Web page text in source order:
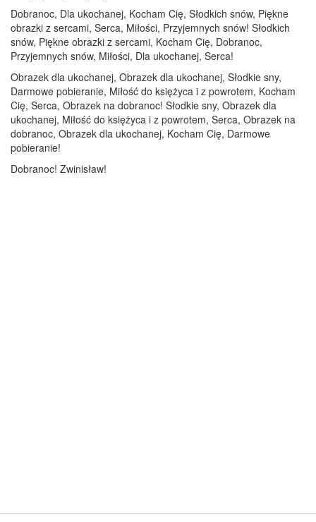
Dobranoc, Dla ukochanej, Kocham Cię, Słodkich snów, Piękne
obrazki z sercami, Serca, Miłości, Przyjemnych snów! Słodkich
snów, Piękne obrazki z sercami, Kocham Cię, Dobranoc,
Przyjemnych snów, Miłości, Dla ukochanej, Serca!
Obrazek dla ukochanej, Obrazek dla ukochanej, Słodkie sny,
Darmowe pobieranie, Miłość do księżyca i z powrotem, Kocham
Cię, Serca, Obrazek na dobranoc! Słodkie sny, Obrazek dla
ukochanej, Miłość do księżyca i z powrotem, Serca, Obrazek na
dobranoc, Obrazek dla ukochanej, Kocham Cię, Darmowe
pobieranie!
Dobranoc! Zwinisław!